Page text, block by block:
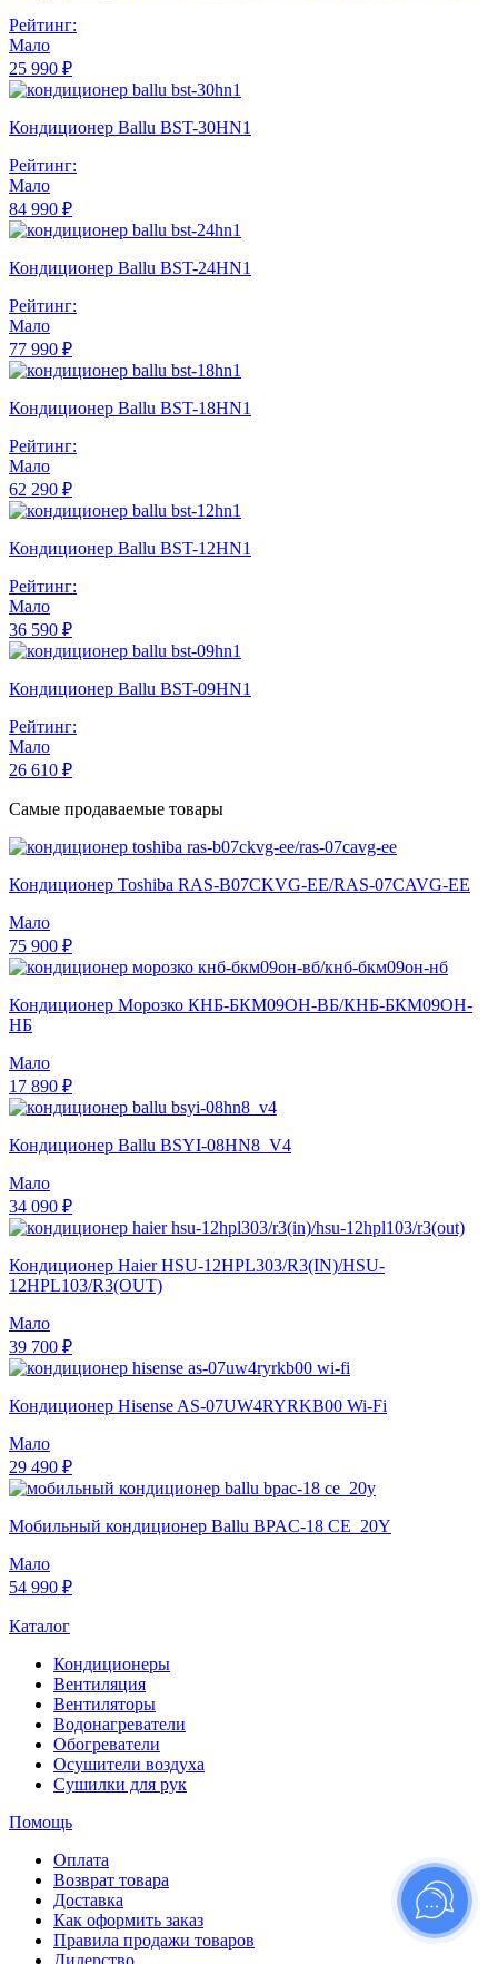
Рейтинг:
Мало
25 990 ₽
Кондиционер Ballu BST-30HN1
Рейтинг:
Мало
84 990 ₽
Кондиционер Ballu BST-24HN1
Рейтинг:
Мало
77 990 ₽
Кондиционер Ballu BST-18HN1
Рейтинг:
Мало
62 290 ₽
Кондиционер Ballu BST-12HN1
Рейтинг:
Мало
36 590 ₽
Кондиционер Ballu BST-09HN1
Рейтинг:
Мало
26 610 ₽
Самые продаваемые товары
Кондиционер Toshiba RAS-B07CKVG-EE/RAS-07CAVG-EE
Мало
75 900 ₽
Кондиционер Морозко КНБ-БКМ09ОН-ВБ/КНБ-БКМ09ОН-
НБ
Мало
17 890 ₽
Кондиционер Ballu BSYI-08HN8_V4
Мало
34 090 ₽
Кондиционер Haier HSU-12HPL303/R3(IN)/HSU-
12HPL103/R3(OUT)
Мало
39 700 ₽
Кондиционер Hisense AS-07UW4RYRKB00 Wi-Fi
Мало
29 490 ₽
Мобильный кондиционер Ballu BPAC-18 CE_20Y
Мало
54 990 ₽
Каталог
Кондиционеры
Вентиляция
Вентиляторы
Водонагреватели
Обогреватели
Осушители воздуха
Сушилки для рук
Помощь
Оплата
Возврат товара
Доставка
Как оформить заказ
Правила продажи товаров